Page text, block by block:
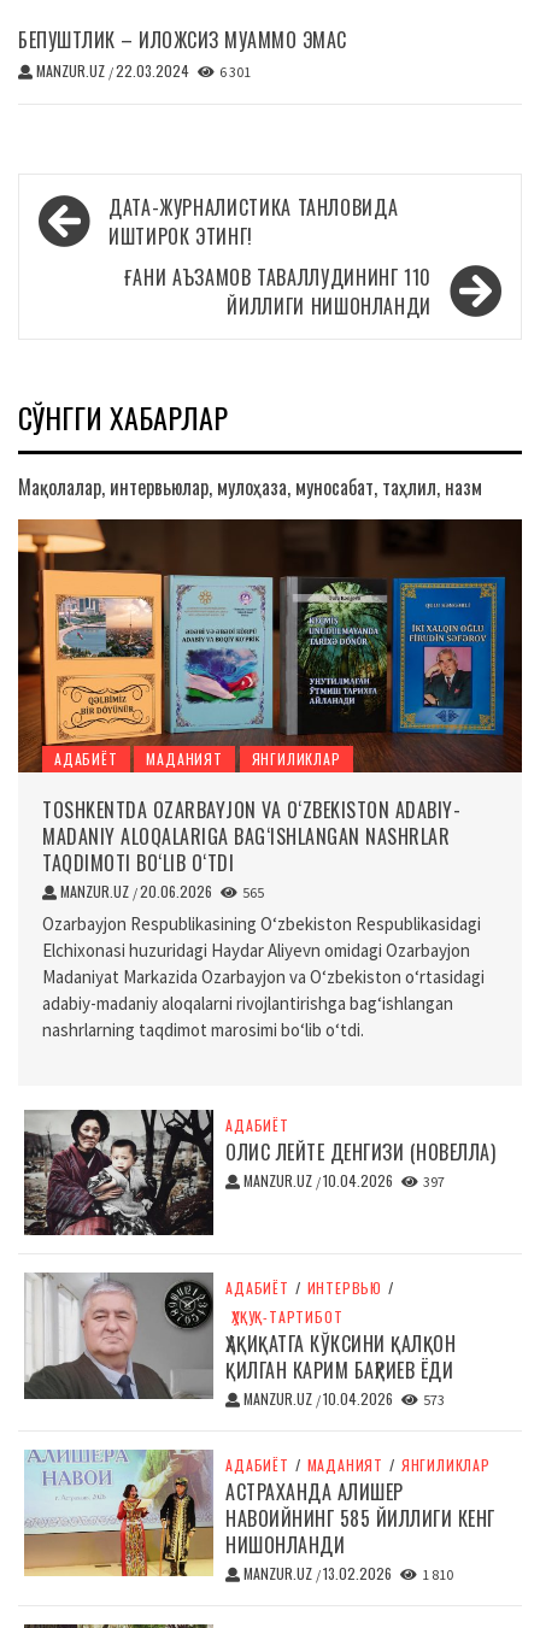
БЕПУШТЛИК – ИЛОЖСИЗ МУАММО ЭМАС
MANZUR.UZ /22.03.2024 6 301
Навигация
по
записям
ДАТА-ЖУРНАЛИСТИКА ТАНЛОВИДА
ИШТИРОК ЭТИНГ!
ҒАНИ АЪЗАМОВ ТАВАЛЛУДИНИНГ 110
ЙИЛЛИГИ НИШОНЛАНДИ
СЎНГГИ ХАБАРЛАР
Мақолалар, интервьюлар, мулоҳаза, муносабат, таҳлил, назм
АДАБИЁТ МАДАНИЯТ ЯНГИЛИКЛАР
TOSHKENTDA OZARBAYJON VA O‘ZBEKISTON ADABIY-
MADANIY ALOQALARIGA BAG‘ISHLANGAN NASHRLAR
TAQDIMOTI BO‘LIB O‘TDI
MANZUR.UZ /20.06.2026 565
Ozarbayjon Respublikasining O‘zbekiston Respublikasidagi
Elchixonasi huzuridagi Haydar Aliyevn omidagi Ozarbayjon
Madaniyat Markazida Ozarbayjon va O‘zbekiston o‘rtasidagi
adabiy-madaniy aloqalarni rivojlantirishga bag‘ishlangan
nashrlarning taqdimot marosimi bo‘lib o‘tdi.
АДАБИЁТ
ОЛИС ЛЕЙТЕ ДЕНГИЗИ (НОВЕЛЛА)
MANZUR.UZ /10.04.2026 397
АДАБИЁТ / ИНТЕРВЬЮ /
ҲУҚУҚ-ТАРТИБОТ
ҲАҚИҚАТГА КЎКСИНИ ҚАЛҚОН
ҚИЛГАН КАРИМ БАҲРИЕВ ЁДИ
MANZUR.UZ /10.04.2026 573
АДАБИЁТ / МАДАНИЯТ / ЯНГИЛИКЛАР
АСТРАХАНДА АЛИШЕР
НАВОИЙНИНГ 585 ЙИЛЛИГИ КЕНГ
НИШОНЛАНДИ
MANZUR.UZ /13.02.2026 1 810